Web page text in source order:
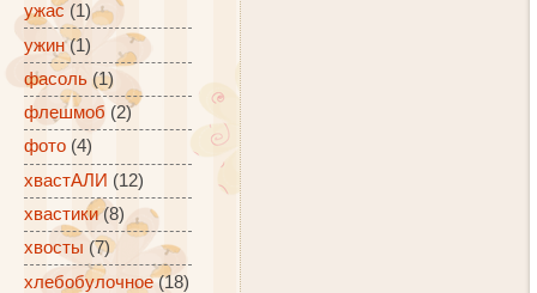
ужас (1)
ужин (1)
фасоль (1)
флешмоб (2)
фото (4)
хвастАЛИ (12)
хвастики (8)
хвосты (7)
хлебобулочное (18)